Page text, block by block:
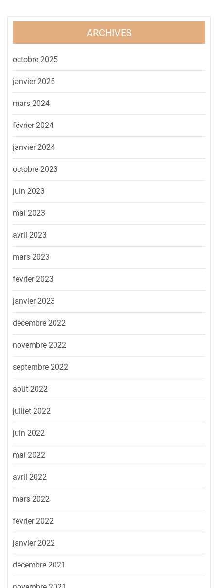
ARCHIVES
octobre 2025
janvier 2025
mars 2024
février 2024
janvier 2024
octobre 2023
juin 2023
mai 2023
avril 2023
mars 2023
février 2023
janvier 2023
décembre 2022
novembre 2022
septembre 2022
août 2022
juillet 2022
juin 2022
mai 2022
avril 2022
mars 2022
février 2022
janvier 2022
décembre 2021